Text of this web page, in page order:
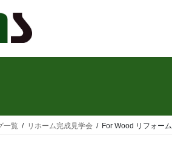
一覧 リホーム完成見学会 For Wood リフォーム